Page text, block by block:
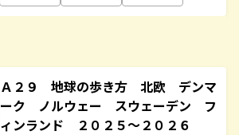
Ａ２９ 地球の歩き方 北欧 デンマ
ーク ノルウェー スウェーデン フ
ィンランド ２０２５～２０２６